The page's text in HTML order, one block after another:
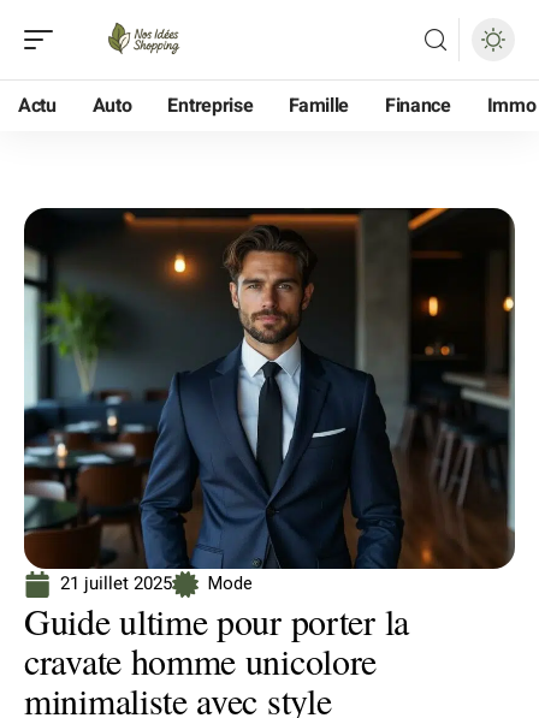
Actu Auto Entreprise Famille Finance Immo
21 juillet 2025 Mode
Guide ultime pour porter la
cravate homme unicolore
minimaliste avec style